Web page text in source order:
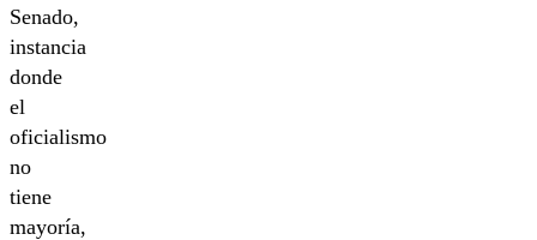
Senado,
instancia
donde
el
oficialismo
no
tiene
mayoría,